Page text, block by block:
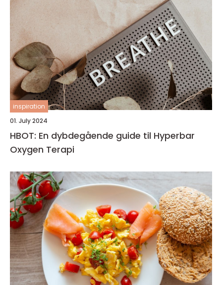
inspiration
01. July 2024
HBOT: En dybdegående guide til Hyperbar
Oxygen Terapi